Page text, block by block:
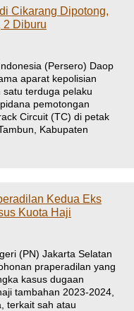
Cikarang Dipotong,
2 Diburu
(Persero) Daop
aparat kepolisian
satu terduga pelaku
pemotongan
Circuit (TC) di petak
Kabupaten
Kedua Eks
Kuota Haji
(PN) Jakarta Selatan
praperadilan yang
kasus dugaan
tambahan 2023-2024,
terkait sah atau